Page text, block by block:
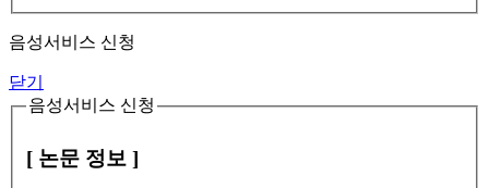
음성서비스 신청
닫기
음성서비스 신청
[ 논문 정보 ]